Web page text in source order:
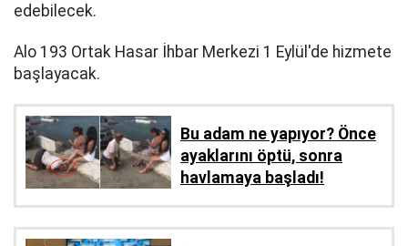
edebilecek.
Alo 193 Ortak Hasar İhbar Merkezi 1 Eylül'de hizmete
başlayacak.
Bu adam ne yapıyor? Önce
ayaklarını öptü, sonra
havlamaya başladı!